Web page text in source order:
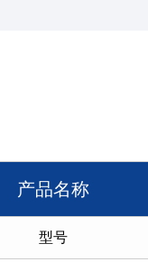
产品名称
型号